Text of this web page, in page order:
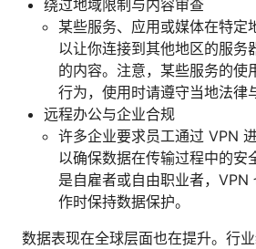
绕过地域限制与内容审查
某些服务、应用或媒体在特定
以让你连接到其他地区的服务
的内容。注意，某些服务的使
行为，使用时请遵守当地法律
远程办公与企业合规
许多企业要求员工通过 VPN
以确保数据在传输过程中的安
是自雇者或自由职业者，VPN
作时保持数据保护。
数据表现在全球层面也在提升。行